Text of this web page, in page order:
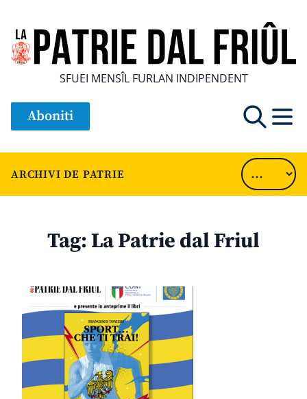
SFUEI MENSÎL FURLAN INDIPENDENT
Aboniti
ARCHIVI DE PATRIE
Tag: La Patrie dal Friul